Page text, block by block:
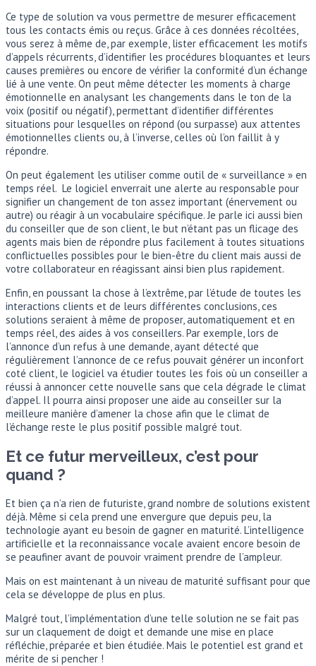
Ce type de solution va vous permettre de mesurer efficacement
tous les contacts émis ou reçus. Grâce à ces données récoltées,
vous serez à même de, par exemple, lister efficacement les motifs
d’appels récurrents, d’identifier les procédures bloquantes et leurs
causes premières ou encore de vérifier la conformité d’un échange
lié à une vente. On peut même détecter les moments à charge
émotionnelle en analysant les changements dans le ton de la
voix (positif ou négatif), permettant d’identifier différentes
situations pour lesquelles on répond (ou surpasse) aux attentes
émotionnelles clients ou, à l’inverse, celles où l’on faillit à y
répondre.
On peut également les utiliser comme outil de « surveillance » en
temps réel. Le logiciel enverrait une alerte au responsable pour
signifier un changement de ton assez important (énervement ou
autre) ou réagir à un vocabulaire spécifique. Je parle ici aussi bien
du conseiller que de son client, le but n’étant pas un flicage des
agents mais bien de répondre plus facilement à toutes situations
conflictuelles possibles pour le bien-être du client mais aussi de
votre collaborateur en réagissant ainsi bien plus rapidement.
Enfin, en poussant la chose à l’extrême, par l’étude de toutes les
interactions clients et de leurs différentes conclusions, ces
solutions seraient à même de proposer, automatiquement et en
temps réel, des aides à vos conseillers. Par exemple, lors de
l’annonce d’un refus à une demande, ayant détecté que
régulièrement l’annonce de ce refus pouvait générer un inconfort
coté client, le logiciel va étudier toutes les fois où un conseiller a
réussi à annoncer cette nouvelle sans que cela dégrade le climat
d’appel. Il pourra ainsi proposer une aide au conseiller sur la
meilleure manière d’amener la chose afin que le climat de
l’échange reste le plus positif possible malgré tout.
Et ce futur merveilleux, c’est pour
quand ?
Et bien ça n’a rien de futuriste, grand nombre de solutions existent
déjà. Même si cela prend une envergure que depuis peu, la
technologie ayant eu besoin de gagner en maturité. L’intelligence
artificielle et la reconnaissance vocale avaient encore besoin de
se peaufiner avant de pouvoir vraiment prendre de l’ampleur.
Mais on est maintenant à un niveau de maturité suffisant pour que
cela se développe de plus en plus.
Malgré tout, l’implémentation d’une telle solution ne se fait pas
sur un claquement de doigt et demande une mise en place
réfléchie, préparée et bien étudiée. Mais le potentiel est grand et
mérite de si pencher !